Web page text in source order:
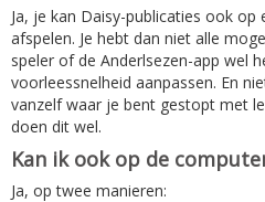
Ja, je kan Daisy-publicaties ook
afspelen. Je hebt dan niet alle
speler of de Anderlsezen-app wel
voorleessnelheid aanpassen. En
vanzelf waar je bent gestopt met
doen dit wel.
Kan ik ook op de
Ja, op twee manieren: